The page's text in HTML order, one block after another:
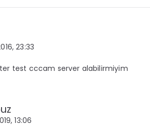
23:33
test cccam server alabilirmiyim
13:06